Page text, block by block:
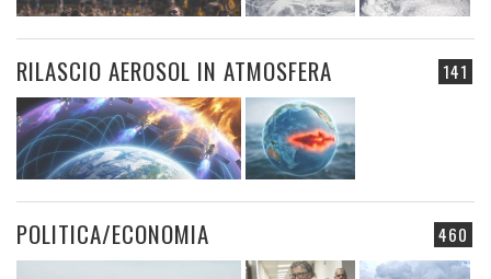
141
RILASCIO AEROSOL IN ATMOSFERA
460
POLITICA/ECONOMIA